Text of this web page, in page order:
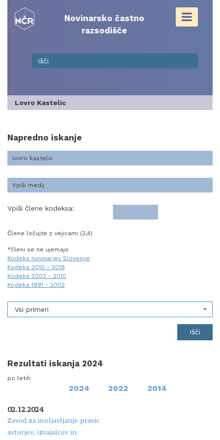
content
Novinarsko častno
razsodišče
Lovro Kastelic
Napredno iskanje
Vpiši člene kodeksa:
Člene ločujte z vejicami (3,4)
*členi se ne ujemajo
Kodeks novinarjev Slovenije
Kodeks 2010 - 2019
Kodeks 2002 - 2010
Kodeks 1991 - 2002
Vsi primeri
Rezultati iskanja 2024
po letih
2024 2022 2014
02.12.2024
Zavod za uveljavljanje pravic
avtorjev, izvajalcev in